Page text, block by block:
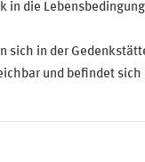
die
sich in der
und befindet sich